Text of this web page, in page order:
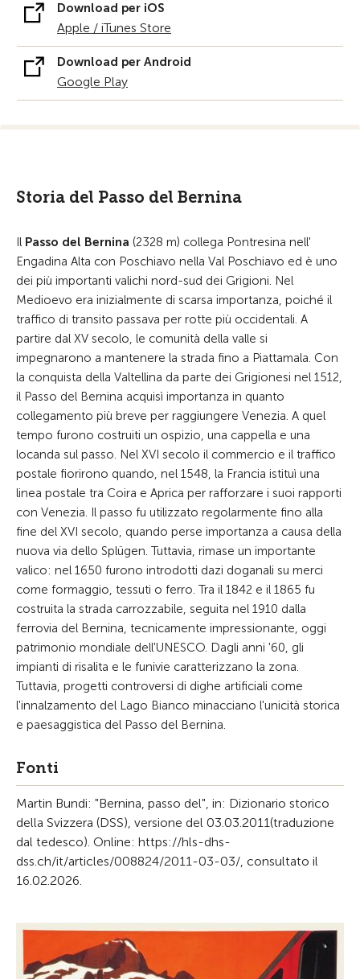
Download per iOS
Apple / iTunes Store
Download per Android
Google Play
Storia del Passo del Bernina
Il Passo del Bernina (2328 m) collega Pontresina nell'
Engadina Alta con Poschiavo nella Val Poschiavo ed è uno
dei più importanti valichi nord-sud dei Grigioni. Nel
Medioevo era inizialmente di scarsa importanza, poiché il
traffico di transito passava per rotte più occidentali. A
partire dal XV secolo, le comunità della valle si
impegnarono a mantenere la strada fino a Piattamala. Con
la conquista della Valtellina da parte dei Grigionesi nel 1512,
il Passo del Bernina acquisì importanza in quanto
collegamento più breve per raggiungere Venezia. A quel
tempo furono costruiti un ospizio, una cappella e una
locanda sul passo. Nel XVI secolo il commercio e il traffico
postale fiorirono quando, nel 1548, la Francia istituì una
linea postale tra Coira e Aprica per rafforzare i suoi rapporti
con Venezia. Il passo fu utilizzato regolarmente fino alla
fine del XVI secolo, quando perse importanza a causa della
nuova via dello Splügen. Tuttavia, rimase un importante
valico: nel 1650 furono introdotti dazi doganali su merci
come formaggio, tessuti o ferro. Tra il 1842 e il 1865 fu
costruita la strada carrozzabile, seguita nel 1910 dalla
ferrovia del Bernina, tecnicamente impressionante, oggi
patrimonio mondiale dell'UNESCO. Dagli anni '60, gli
impianti di risalita e le funivie caratterizzano la zona.
Tuttavia, progetti controversi di dighe artificiali come
l'innalzamento del Lago Bianco minacciano l'unicità storica
e paesaggistica del Passo del Bernina.
Fonti
Martin Bundi: "Bernina, passo del", in: Dizionario storico
della Svizzera (DSS), versione del 03.03.2011(traduzione
dal tedesco). Online: https://hls-dhs-
dss.ch/it/articles/008824/2011-03-03/, consultato il
16.02.2026.